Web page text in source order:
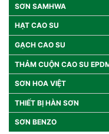
SƠN SAMHWA
HẠT CAO SU
GẠCH CAO SU
THẢM CUỘN CAO SU
SƠN HOA VIỆT
THIẾT BỊ HÀN SƠN
SƠN BENZO